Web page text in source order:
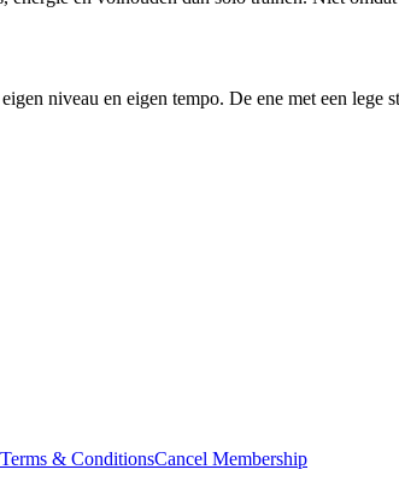
niveau en eigen tempo. De ene met een
Terms & ConditionsCancel Membership